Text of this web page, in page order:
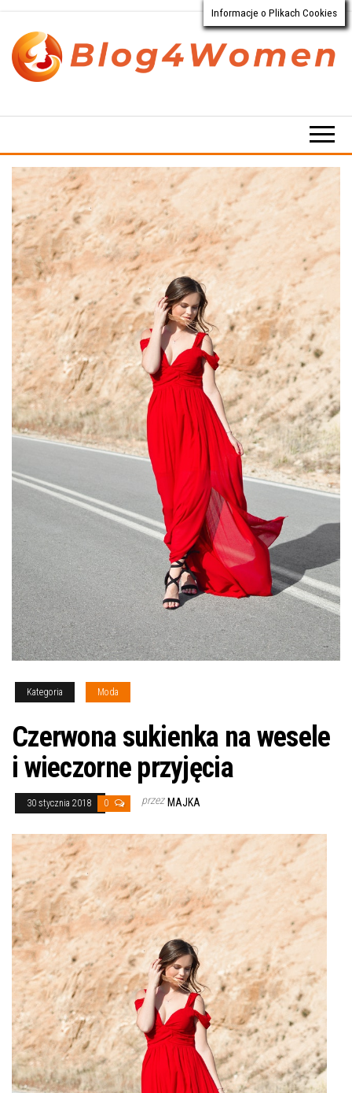
treści
o dla
Kategoria Moda
Czerwona sukienka na wesele
i wieczorne przyjęcia
30 stycznia 2018 0 przez MAJKA
Informacje o Plikach Cookies